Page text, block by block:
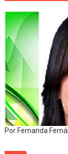
Por Fernanda